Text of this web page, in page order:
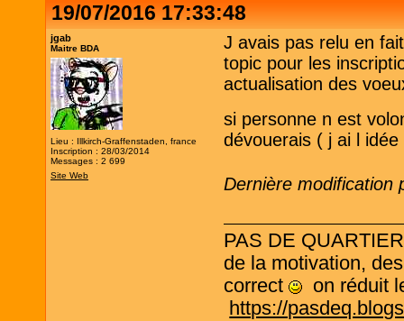
19/07/2016 17:33:48
jgab
Maitre BDA
Lieu : Illkirch-Graffenstaden, france
Inscription : 28/03/2014
Messages : 2 699
Site Web
J avais pas relu en
topic pour les
actualisation des
si personne n est
dévouerais ( j ai l
Dernière modification
PAS DE
de la motivation,
correct
on réduit
https://